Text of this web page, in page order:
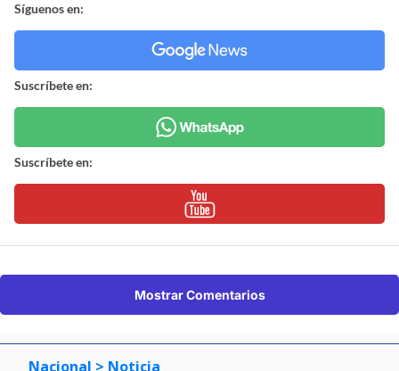
Síguenos en:
Suscríbete en:
Suscríbete en:
Mostrar Comentarios
Nacional > Noticia